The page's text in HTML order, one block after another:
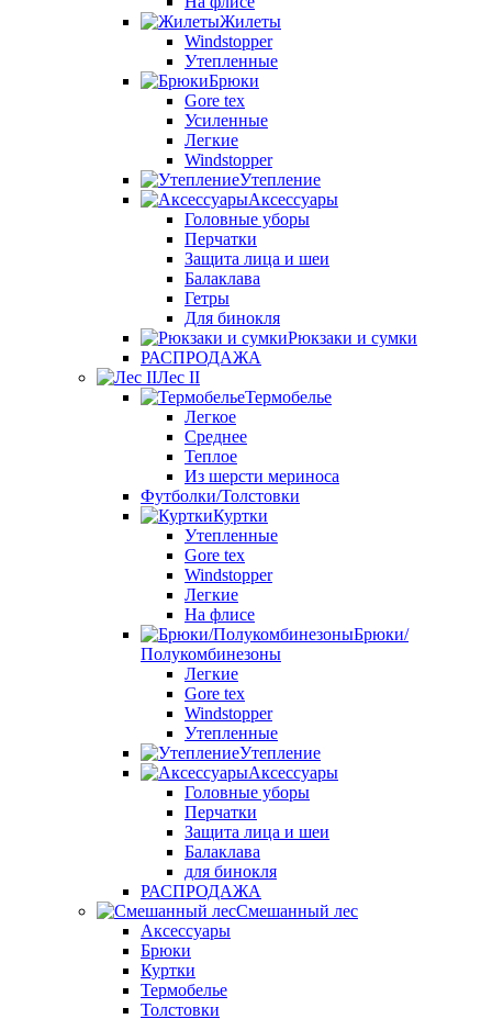
Жилеты
Windstopper
Утепленные
Брюки
Gore tex
Усиленные
Легкие
Windstopper
Утепление
Аксессуары
Головные уборы
Перчатки
Защита лица и шеи
Балаклава
Гетры
Для бинокля
Рюкзаки и сумки
РАСПРОДАЖА
Лес II
Термобелье
Легкое
Среднее
Теплое
Из шерсти мериноса
Футболки/Толстовки
Куртки
Утепленные
Gore tex
Windstopper
Легкие
На флисе
Брюки/
Полукомбинезоны
Легкие
Gore tex
Windstopper
Утепленные
Утепление
Аксессуары
Головные уборы
Перчатки
Защита лица и шеи
Балаклава
для бинокля
РАСПРОДАЖА
Смешанный лес
Аксессуары
Брюки
Куртки
Термобелье
Толстовки